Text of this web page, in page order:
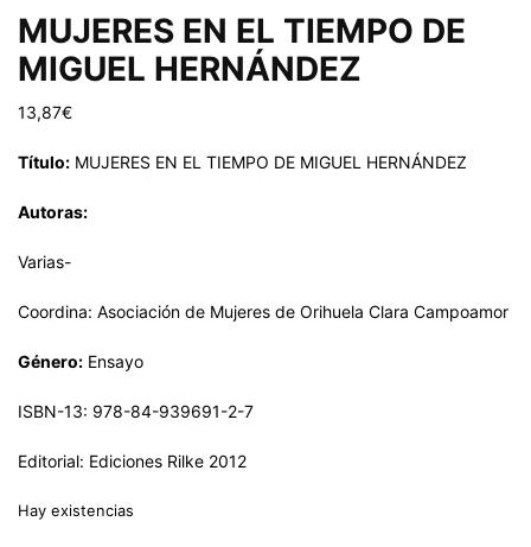
MUJERES EN EL TIEMPO DE
MIGUEL HERNÁNDEZ
13,87€
Título: MUJERES EN EL TIEMPO DE MIGUEL HERNÁNDEZ
Autoras:
Varias-
Coordina: Asociación de Mujeres de Orihuela Clara Campoamor
Género: Ensayo
ISBN-13: 978-84-939691-2-7
Editorial: Ediciones Rilke 2012
Hay existencias